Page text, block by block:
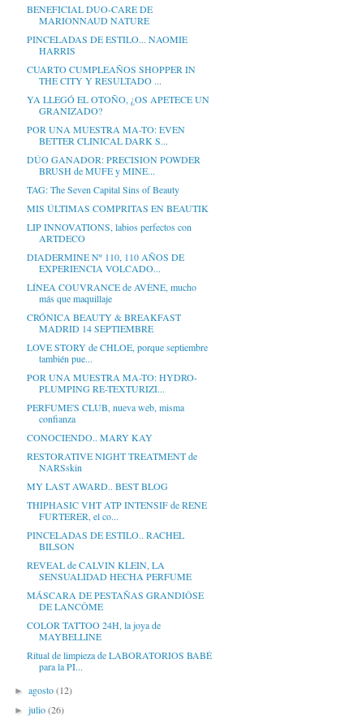
BENEFICIAL DUO-CARE DE
MARIONNAUD NATURE
PINCELADAS DE ESTILO... NAOMIE
HARRIS
CUARTO CUMPLEAÑOS SHOPPER IN
THE CITY Y RESULTADO ...
YA LLEGÓ EL OTOÑO, ¿OS APETECE UN
GRANIZADO?
POR UNA MUESTRA MA-TO: EVEN
BETTER CLINICAL DARK S...
DÚO GANADOR: PRECISION POWDER
BRUSH de MUFE y MINE...
TAG: The Seven Capital Sins of Beauty
MIS ÚLTIMAS COMPRITAS EN BEAUTIK
LIP INNOVATIONS, labios perfectos con
ARTDECO
DIADERMINE Nº 110, 110 AÑOS DE
EXPERIENCIA VOLCADO...
LÍNEA COUVRANCE de AVÈNE, mucho
más que maquillaje
CRÓNICA BEAUTY & BREAKFAST
MADRID 14 SEPTIEMBRE
LOVE STORY de CHLOE, porque septiembre
también pue...
POR UNA MUESTRA MA-TO: HYDRO-
PLUMPING RE-TEXTURIZI...
PERFUME'S CLUB, nueva web, misma
confianza
CONOCIENDO.. MARY KAY
RESTORATIVE NIGHT TREATMENT de
NARSskin
MY LAST AWARD.. BEST BLOG
THIPHASIC VHT ATP INTENSIF de RENE
FURTERER, el co...
PINCELADAS DE ESTILO.. RACHEL
BILSON
REVEAL de CALVIN KLEIN, LA
SENSUALIDAD HECHA PERFUME
MÁSCARA DE PESTAÑAS GRANDIÔSE
DE LANCÔME
COLOR TATTOO 24H, la joya de
MAYBELLINE
Ritual de limpieza de LABORATORIOS BABÉ
para la PI...
►agosto(12)
►julio(26)